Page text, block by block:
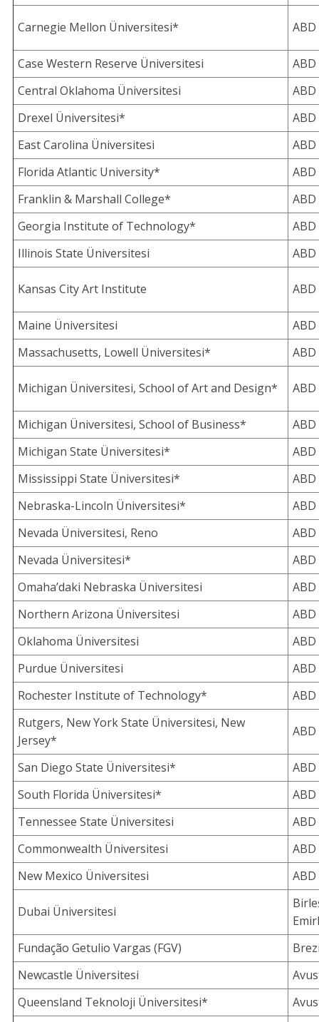
Carnegie Mellon Üniversitesi* ABD
Case Western Reserve Üniversitesi
ABD
Central Oklahoma Üniversitesi
ABD
Drexel Üniversitesi*
ABD
East Carolina Üniversitesi
ABD
Florida Atlantic University*
ABD
Franklin & Marshall College*
ABD
Georgia Institute of Technology*
ABD
Illinois State Üniversitesi
ABD
Kansas City Art Institute ABD
Maine Üniversitesi
ABD
Massachusetts, Lowell Üniversitesi*
ABD
Michigan Üniversitesi, School of Art and Design* ABD
Michigan Üniversitesi, School of Business*
ABD
Michigan State Üniversitesi*
ABD
Mississippi State Üniversitesi*
ABD
Nebraska-Lincoln Üniversitesi*
ABD
Nevada Üniversitesi, Reno
ABD
Nevada Üniversitesi*
ABD
Omaha’daki Nebraska Üniversitesi
ABD
Northern Arizona Üniversitesi
ABD
Oklahoma Üniversitesi
ABD
Purdue Üniversitesi
ABD
Rochester Institute of Technology*
ABD
Rutgers, New York State Üniversitesi, New
Jersey*
ABD
San Diego State Üniversitesi*
ABD
South Florida Üniversitesi*
ABD
Tennessee State Üniversitesi
ABD
Commonwealth Üniversitesi
ABD
New Mexico Üniversitesi
ABD
Dubai Üniversitesi
Fundação Getulio Vargas (FGV)
Newcastle Üniversitesi
Queensland Teknoloji Üniversitesi*